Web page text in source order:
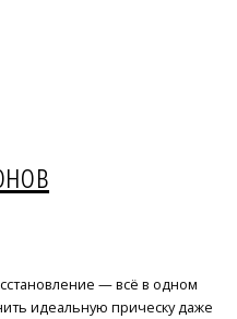
— всё в одном
идеальную прическу даже